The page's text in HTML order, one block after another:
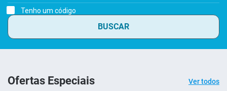
Tenho um código
BUSCAR
Ofertas Especiais Ver todos